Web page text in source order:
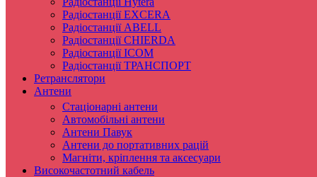
Радіостанції EXCERA
Радіостанції ABELL
Радіостанції CHIERDA
Радіостанції ICOM
Радіостанції ТРАНСПОРТ
Ретранслятори
Антени
Стаціонарні антени
Автомобільні антени
Антени Павук
Антени до портативних рацій
Магніти, кріплення та аксесуари
Високочастотний кабель